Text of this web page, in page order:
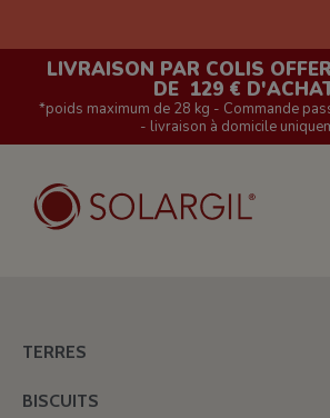
LIVRAISON PAR COLIS
DE 129 €
*poids maximum de 28 kg - Commande
- livraison à domicile
TERRES
BISCUITS